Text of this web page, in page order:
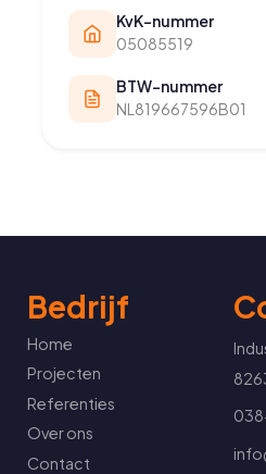
KvK-nummer
05085519
BTW-nummer
NL819667596B01
Bedrijf
Home
Projecten
Referenties
Over ons
Contact